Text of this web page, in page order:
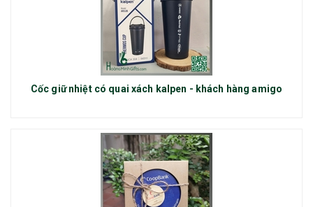
Cốc giữ nhiệt có quai xách kalpen - khách hàng amigo